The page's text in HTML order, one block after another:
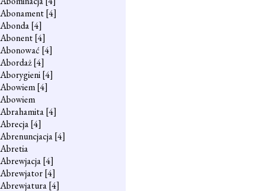
Abonament[4]
Abonda[4]
Abonent[4]
Abonować [4]
Abordaż[4]
Aborygieni[4]
Abowiem[4]
Abowiem
Abrahamita[4]
Abrecja[4]
Abrenuncjacja[4]
Abretia
Abrewjacja[4]
Abrewjator[4]
Abrewjatura[4]